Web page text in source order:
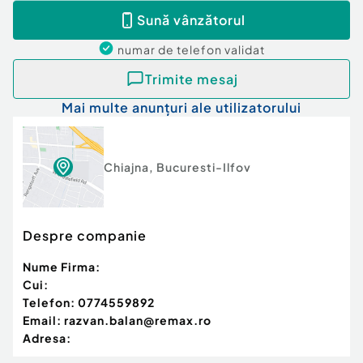
Sună vânzătorul
numar de telefon validat
Trimite mesaj
Mai multe anunțuri ale utilizatorului
Chiajna, Bucuresti-Ilfov
Despre companie
Nume Firma:
Cui:
Telefon: 0774559892
Email: razvan.balan@remax.ro
Adresa: